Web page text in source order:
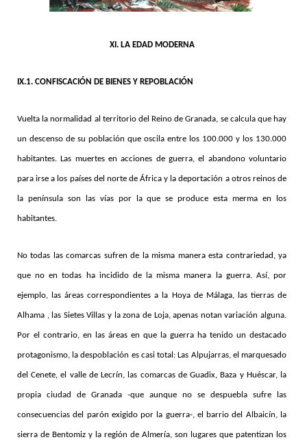
XI. LA EDAD MODERNA
IX.1. CONFISCACIÓN DE BIENES Y REPOBLACIÓN
Vuelta la normalidad al territorio del Reino de Granada, se calcula que hay
un descenso de su población que oscila entre los 100.000 y los 130.000
habitantes. Las muertes en acciones de guerra, el abandono voluntario
para irse a los países del norte de África y la deportación a otros reinos de
la península son las vías por la que se produce esta merma en los
habitantes.
No todas las comarcas sufren de la misma manera esta contrariedad, ya
que no en todas ha incidido de la misma manera la guerra. Así, por
ejemplo, las áreas correspondientes a la Hoya de Málaga, las tierras de
Alhama , las Sietes Villas y la zona de Loja, apenas notan variación alguna.
Por el contrario, en las áreas en que la guerra ha tenido un destacado
protagonismo, la despoblación es casi total: Las Alpujarras, el marquesado
del Cenete, el valle de Lecrín, las comarcas de Guadix, Baza y Huéscar, la
propia ciudad de Granada -que aunque no se despuebla sufre las
consecuencias del parón exigido por la guerra-, el barrio del Albaicín, la
sierra de Bentomiz y la región de Almería, son lugares que patentizan los